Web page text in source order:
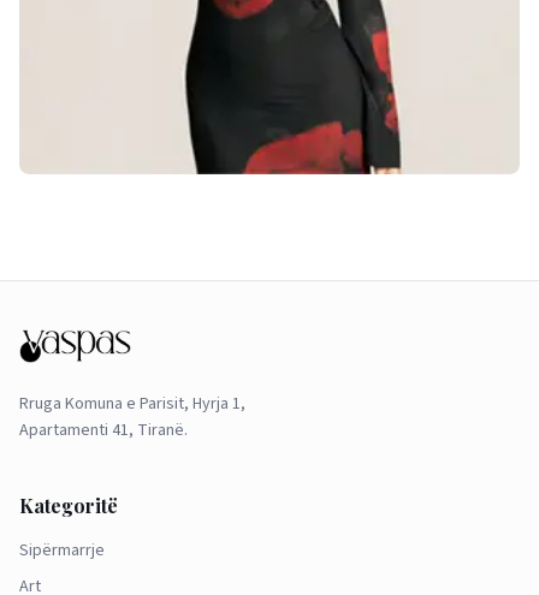
Rruga Komuna e Parisit, Hyrja 1,
Apartamenti 41, Tiranë.
Kategoritë
Sipërmarrje
Art